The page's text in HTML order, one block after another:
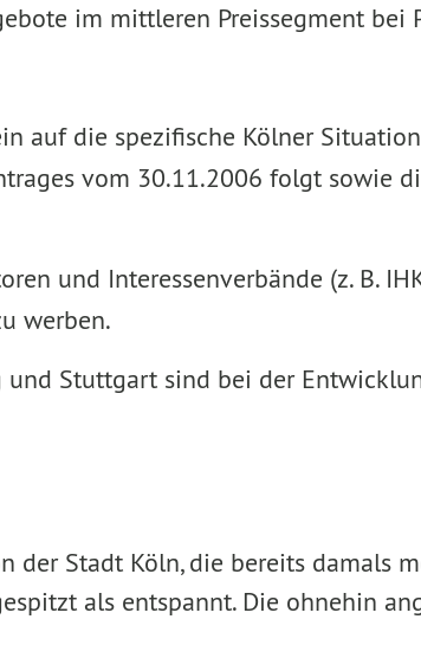
im mittleren Preissegment bei
auf die spezifische Kölner
vom 30.11.2006 folgt sowie
und Interessenverbände (z. B.
werben.
und Stuttgart sind bei der
Stadt Köln, die bereits damals
als entspannt. Die ohnehin